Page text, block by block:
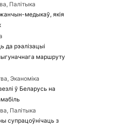
Палітыка
медыкаў, якія
да рэалізацыі
маршруту
Эканоміка
ў Беларусь на
Палітыка
супрацоўнічаць з